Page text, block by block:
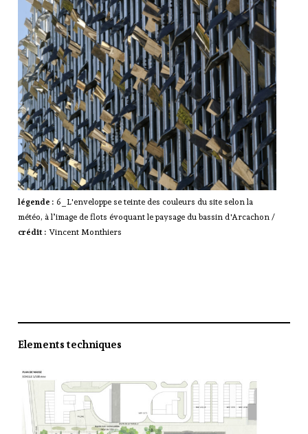
légende : 6_L'enveloppe se teinte des couleurs du site selon la
météo, à l’image de flots évoquant le paysage du bassin d'Arcachon /
crédit : Vincent Monthiers
Elements techniques